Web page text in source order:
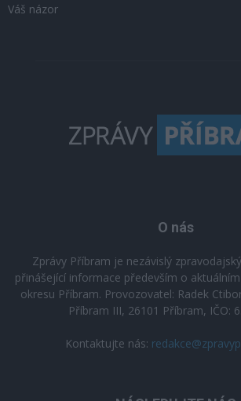
Váš názor
O nás
Zprávy Příbram je nezávislý
přinášející informace především o
okresu Příbram. Provozovatel: Radek
Příbram III, 26101 Příbram, IČO:
Kontaktujte nás: